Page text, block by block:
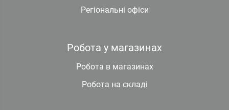
Регіональні офіси
Робота у магазинах
Робота в магазинах
Робота на складі